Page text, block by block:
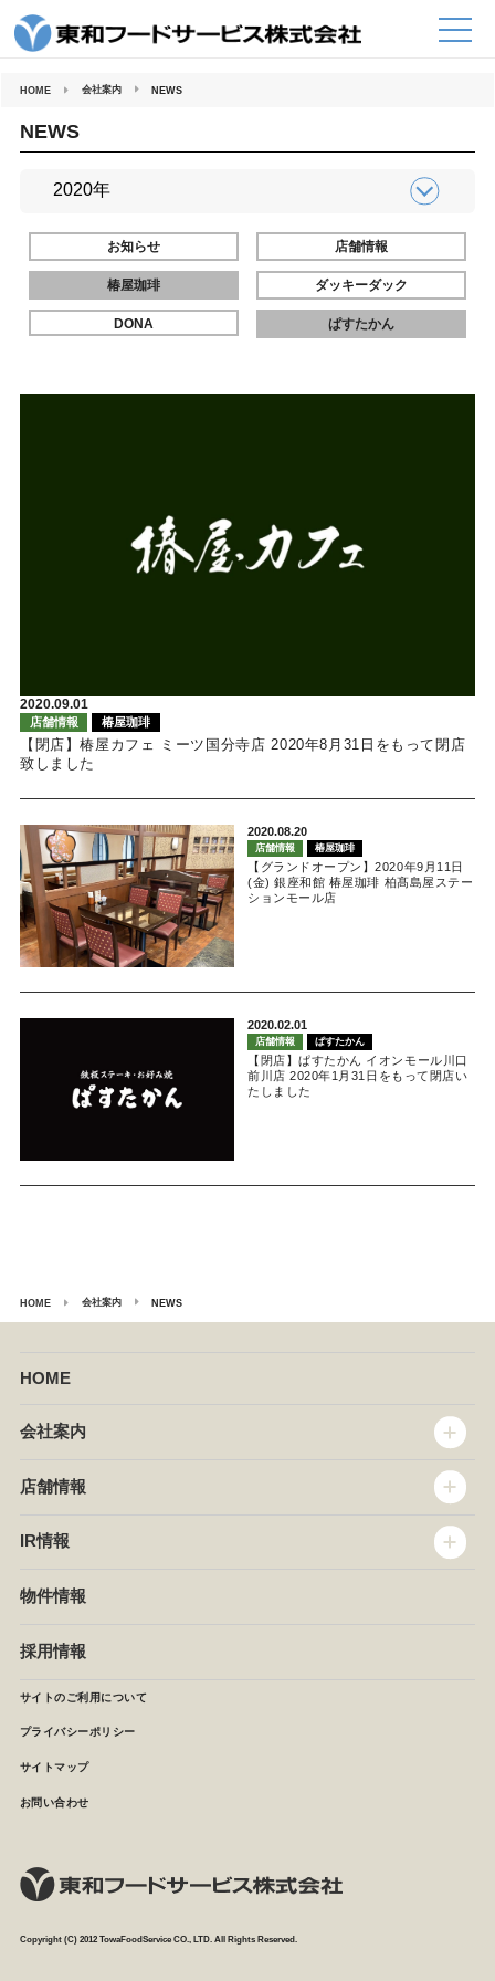
HOME 会社案内 NEWS
NEWS
お知らせ 店舗情報
椿屋珈琲 ダッキーダック
DONA ぱすたかん
2020.09.01
店舗情報 椿屋珈琲
【閉店】椿屋カフェ ミーツ国分寺店 2020年8月31日をもって閉店
致しました
2020.08.20
店舗情報 椿屋珈琲
【グランドオープン】2020年9月11日
(金) 銀座和館 椿屋珈琲 柏髙島屋ステー
ションモール店
2020.02.01
店舗情報 ぱすたかん
【閉店】ぱすたかん イオンモール川口
前川店 2020年1月31日をもって閉店い
たしました
HOME 会社案内 NEWS
HOME
会社案内
企業情報
セントラルキッチン
NEWS
店舗情報
椿屋珈琲
イタリアンダイニングDONA
店舗検索
IR情報
IRニュース
月次報告
決算短信
株主の皆様へ
よくあるご質問 (株主優待制度)
物件情報
採用情報
サイトのご利用について
プライバシーポリシー
サイトマップ
お問い合わせ
Copyright (C) 2012 TowaFoodService CO., LTD. All Rights Reserved.